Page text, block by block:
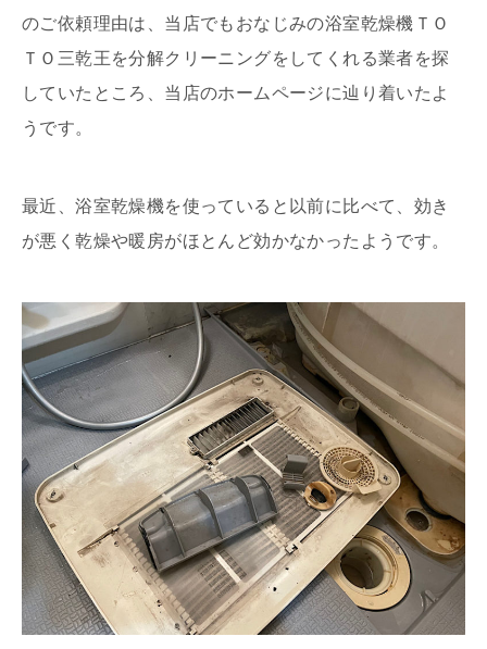
のご依頼理由は、当店でもおなじみの浴室乾燥機ＴＯ
ＴＯ三乾王を分解クリーニングをしてくれる業者を探
していたところ、当店のホームページに辿り着いたよ
うです。
最近、浴室乾燥機を使っていると以前に比べて、効き
が悪く乾燥や暖房がほとんど効かなかったようです。